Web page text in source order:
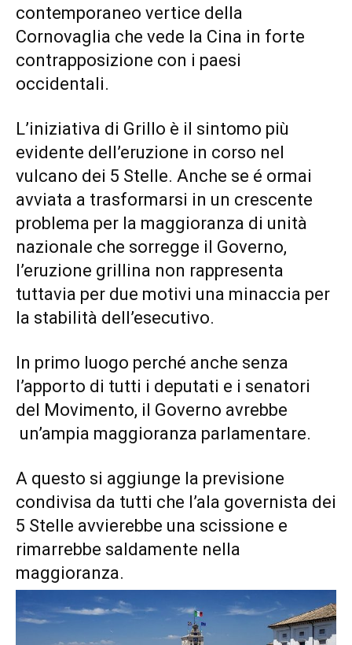
contemporaneo vertice della
Cornovaglia che vede la Cina in forte
contrapposizione con i paesi
occidentali.
L’iniziativa di Grillo è il sintomo più
evidente dell’eruzione in corso nel
vulcano dei 5 Stelle. Anche se é ormai
avviata a trasformarsi in un crescente
problema per la maggioranza di unità
nazionale che sorregge il Governo,
l’eruzione grillina non rappresenta
tuttavia per due motivi una minaccia per
la stabilità dell’esecutivo.
In primo luogo perché anche senza
l’apporto di tutti i deputati e i senatori
del Movimento, il Governo avrebbe
un’ampia maggioranza parlamentare.
A questo si aggiunge la previsione
condivisa da tutti che l’ala governista dei
5 Stelle avvierebbe una scissione e
rimarrebbe saldamente nella
maggioranza.